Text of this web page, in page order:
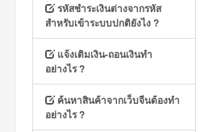
รหัสชำระเงินต่างจากรหัส
สำหรับเข้าระบบปกติยังไง ?
แจ้งเติมเงิน-ถอนเงินทำ
อย่างไร ?
ค้นหาสินค้าจากเว็บจีนต้องทำ
อย่างไร ?